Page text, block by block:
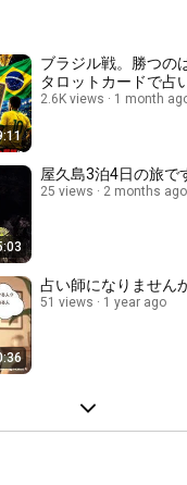
ブラジル戦。勝つの
タロットカードで占
2.6K views 1 month
屋久島3泊4日の旅で
25 views 2 months ago
占い師になりません
51 views 1 year ago